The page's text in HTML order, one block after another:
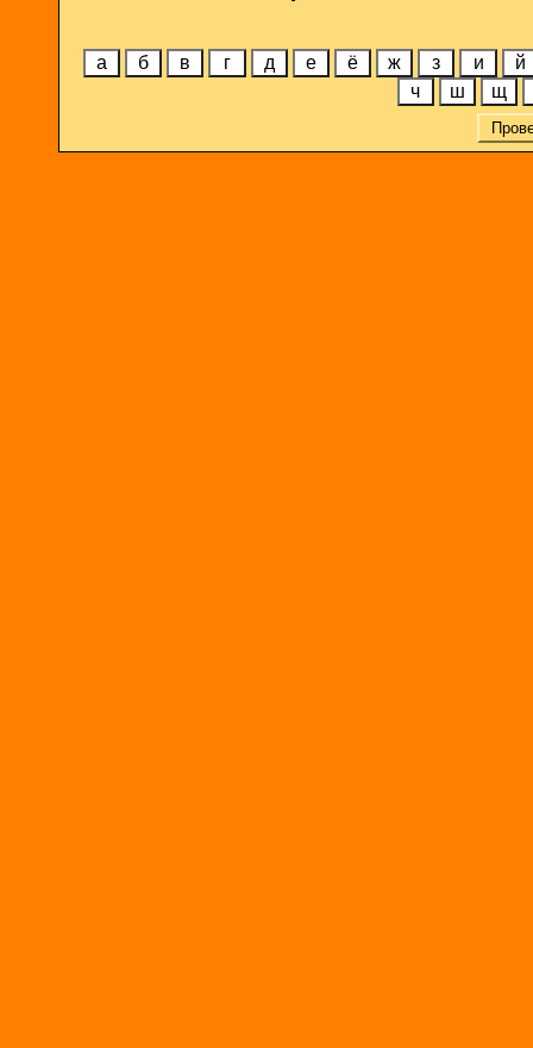
а б в г д е ё ж з и
й
ч
ш щ